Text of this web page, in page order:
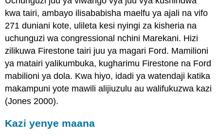
kwa tairi, ambayo ilisababisha maelfu ya ajali na vifo
271 duniani kote, ulileta kesi nyingi za kisheria na
uchunguzi wa congressional nchini Marekani. Hizi
zilikuwa Firestone tairi juu ya magari Ford. Mamilioni
ya matairi yalikumbuka, kugharimu Firestone na Ford
mabilioni ya dola. Kwa hiyo, idadi ya watendaji katika
makampuni yote mawili alijiuzulu au walifukuzwa kazi
(Jones 2000).
Kazi yenye maana